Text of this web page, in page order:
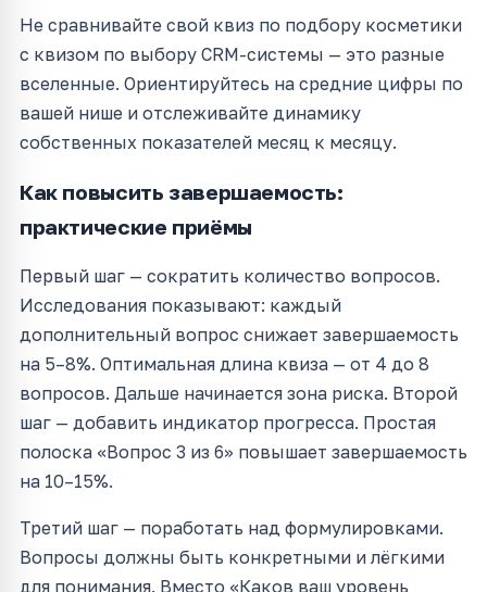
Не сравнивайте свой квиз по подбору косметики
с квизом по выбору CRM-системы — это разные
вселенные. Ориентируйтесь на средние цифры по
вашей нише и отслеживайте динамику
собственных показателей месяц к месяцу.
Как повысить завершаемость:
практические приёмы
Первый шаг — сократить количество вопросов.
Исследования показывают: каждый
дополнительный вопрос снижает завершаемость
на 5–8%. Оптимальная длина квиза — от 4 до 8
вопросов. Дальше начинается зона риска. Второй
шаг — добавить индикатор прогресса. Простая
полоска «Вопрос 3 из 6» повышает завершаемость
на 10–15%.
Третий шаг — поработать над формулировками.
Вопросы должны быть конкретными и лёгкими
для понимания. Вместо «Каков ваш уровень